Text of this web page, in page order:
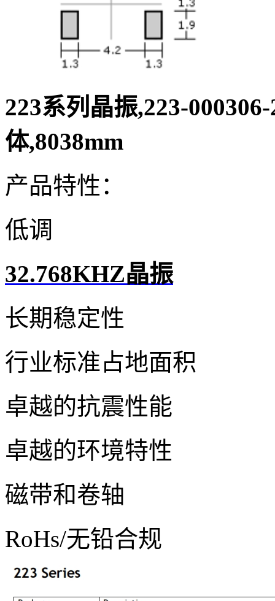
223系列晶振,223-
体,8038mm
产品特性：
低调
32.768KHZ晶振
长期稳定性
行业标准占地面积
卓越的抗震性能
卓越的环境特性
磁带和卷轴
RoHs/无铅合规